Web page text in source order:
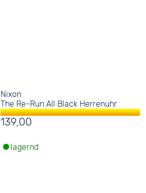
Nixon
The Re-Run All Black Herrenuhr
139,00
lagernd